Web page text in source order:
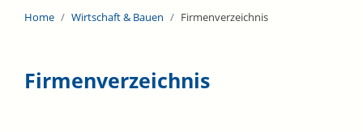
Home Wirtschaft & Bauen Firmenverzeichnis
Firmenverzeichnis